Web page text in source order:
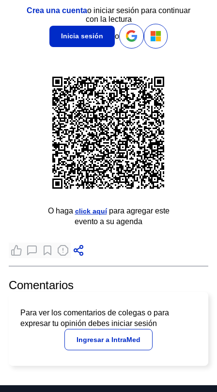
Crea una cuentao iniciar sesión para continuar
con la lectura
Inicia sesión o
O haga click aquípara agregar este
evento a su agenda
Comentarios
Para ver los comentarios de colegas o para
expresar tu opinión debes iniciar sesión
Ingresar a IntraMed